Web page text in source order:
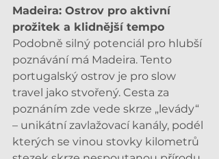
Madeira: Ostrov pro aktivní
prožitek a klidnější tempo
Podobně silný potenciál pro hlubší
poznávání má Madeira. Tento
portugalský ostrov je pro slow
travel jako stvořený. Cesta za
poznáním zde vede skrze „levády“
– unikátní zavlažovací kanály, podél
kterých se vinou stovky kilometrů